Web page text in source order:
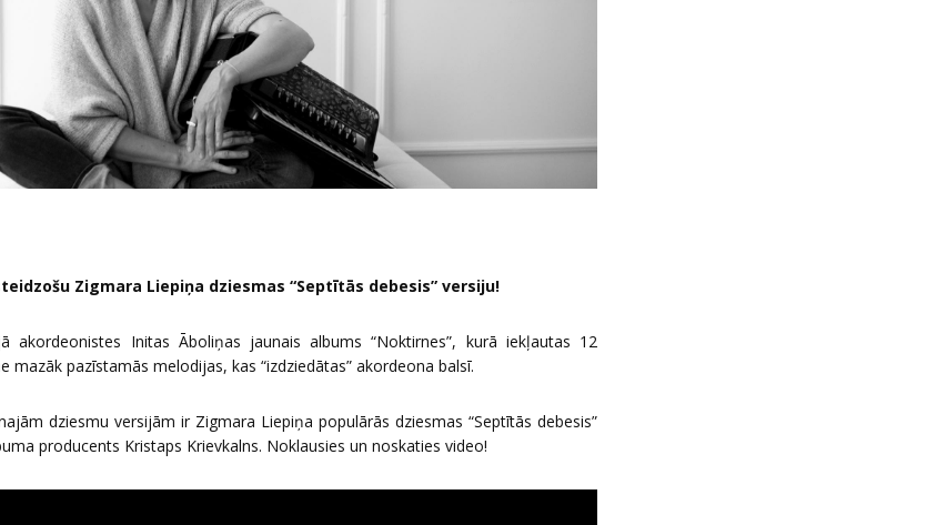
Zigmara Liepiņa dziesmas “Septītās debesis” versiju!
akordeonistes Initas Āboliņas jaunais albums “Noktirnes”, kurā iekļautas 12
mazāk pazīstamās melodijas, kas “izdziedātas” akordeona balsī.
dziesmu versijām ir Zigmara Liepiņa populārās dziesmas “Septītās debesis”
producents Kristaps Krievkalns. Noklausies un noskaties video!